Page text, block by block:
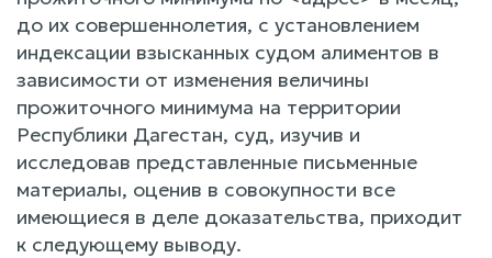
до их совершеннолетия, с установлением
индексации взысканных судом алиментов в
зависимости от изменения величины
прожиточного минимума на территории
Республики Дагестан, суд, изучив и
исследовав представленные письменные
материалы, оценив в совокупности все
имеющиеся в деле доказательства, приходит
к следующему выводу.